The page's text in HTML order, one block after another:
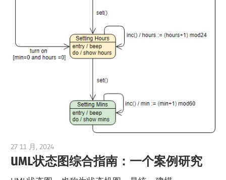
27 11 月, 2024
UML状态图综合指南：一个案例研究